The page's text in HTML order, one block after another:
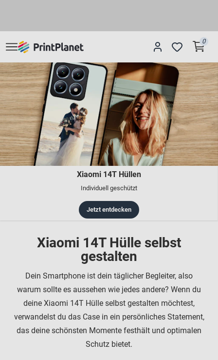
0
Xiaomi 14T Hüllen
Individuell geschützt
Jetzt entdecken
Xiaomi 14T Hülle selbst
gestalten
Dein Smartphone ist dein täglicher Begleiter, also
warum sollte es aussehen wie jedes andere? Wenn du
deine Xiaomi 14T Hülle selbst gestalten möchtest,
verwandelst du das Case in ein persönliches Statement,
das deine schönsten Momente festhält und optimalen
Schutz bietet.